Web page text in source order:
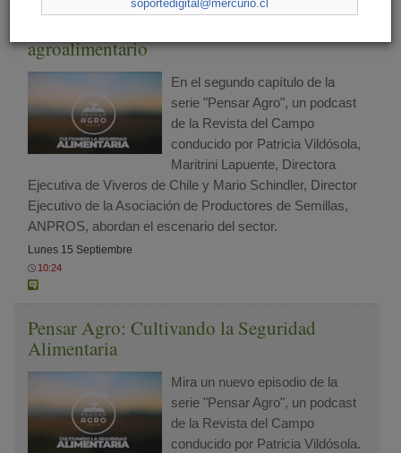
agroalimentario
En el segundo capítulo de la
serie "Pensar Agro", un podcast
de la Revista del Campo
conducido por Patricia Vildósola,
Maritrini Lapuente, Directora
Ejecutiva de Viveros de Chile y Mario Schindler, Director
Ejecutivo de la Asociación de Productores de Semillas,
ANPROS, abordan el escenario del sector.
Lunes 15 Septiembre
10:24
Pensar Agro: Cultivando la Seguridad
Alimentaria
Mira un nuevo episodio de la
serie "Pensar Agro", un podcast
de la Revista del Campo
conducido por Patricia Vildósola.
soportedigital@mercurio.cl